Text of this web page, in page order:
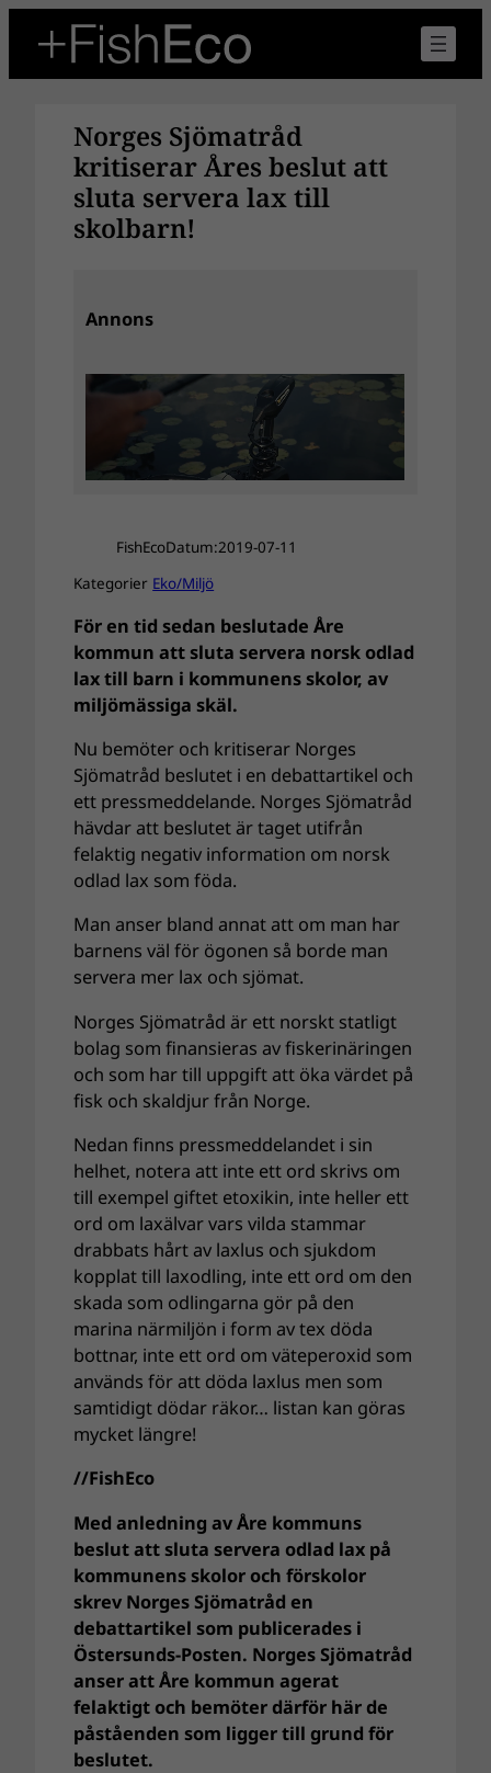
innehåll
Norges Sjömatråd
kritiserar Åres beslut att
sluta servera lax till
skolbarn!
Annons
FishEcoDatum:2019-07-11
Kategorier Eko/Miljö
För en tid sedan beslutade Åre
kommun att sluta servera norsk odlad
lax till barn i kommunens skolor, av
miljömässiga skäl.
Nu bemöter och kritiserar Norges
Sjömatråd beslutet i en debattartikel och
ett pressmeddelande. Norges Sjömatråd
hävdar att beslutet är taget utifrån
felaktig negativ information om norsk
odlad lax som föda.
Man anser bland annat att om man har
barnens väl för ögonen så borde man
servera mer lax och sjömat.
Norges Sjömatråd är ett norskt statligt
bolag som finansieras av fiskerinäringen
och som har till uppgift att öka värdet på
fisk och skaldjur från Norge.
Nedan finns pressmeddelandet i sin
helhet, notera att inte ett ord skrivs om
till exempel giftet etoxikin, inte heller ett
ord om laxälvar vars vilda stammar
drabbats hårt av laxlus och sjukdom
kopplat till laxodling, inte ett ord om den
skada som odlingarna gör på den
marina närmiljön i form av tex döda
bottnar, inte ett ord omväteperoxid som
används för att döda laxlus men som
samtidigt dödar räkor… listan kan göras
mycket längre!
//FishEco
Med anledning av Åre kommuns
beslut att sluta servera odlad lax på
kommunens skolor och förskolor
skrev Norges Sjömatråd en
debattartikel som publicerades i
Östersunds-Posten. Norges Sjömatråd
anser att Åre kommun agerat
felaktigt och bemöter därför här de
påståenden som ligger till grund för
beslutet.